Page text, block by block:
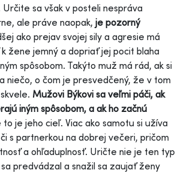
Určite sa však v posteli nespráva
ale práve naopak, je pozorný
ako prejav svojej sily a agresie má
žene jemný a dopriať jej pocit blaha
spôsobom. Takýto muž má rád, ak si
niečo, o čom je presvedčený, že v tom
Mužovi Býkovi sa veľmi páči, ak
iným spôsobom, a ak ho začnú
to je jeho cieľ. Viac ako samotu si užíva
s partnerkou na dobrej večeri, pričom
a ohľaduplnosť. Uričte nie je ten typ
predvádzal a snažil sa zaujať ženy